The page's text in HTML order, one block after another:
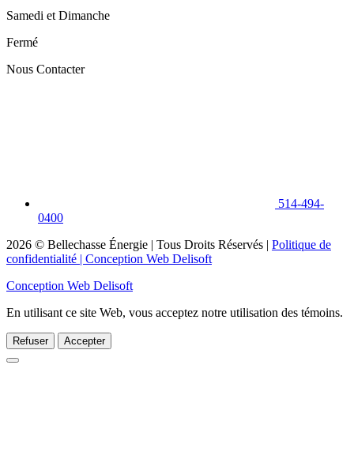
Samedi et Dimanche
Fermé
Nous Contacter
514-494-
0400
2026 © Bellechasse Énergie | Tous Droits Réservés | Politique de
confidentialité | Conception Web Delisoft
Conception Web Delisoft
En utilisant ce site Web, vous acceptez notre utilisation des témoins.
Refuser Accepter